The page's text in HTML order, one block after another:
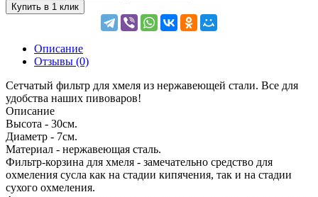
Купить в 1 клик
Описание
Отзывы (0)
Сетчатый фильтр для хмеля из нержавеющей стали. Все для
удобства наших пивоваров!
Описание
Высота - 30см.
Диаметр - 7см.
Материал - нержавеющая сталь.
Фильтр-корзина для хмеля - замечательно средство для
охмеления сусла как на стадии кипячения, так и на стадии
сухого охмеления.